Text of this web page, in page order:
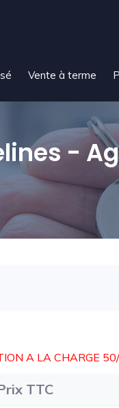
Vente à terme
-
A LA CHARGE
TTC